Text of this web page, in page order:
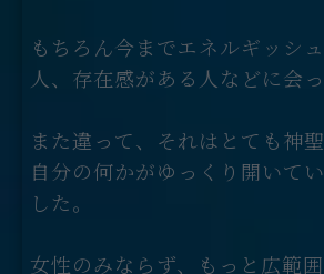
もちろん今までエネルギッシ
人、存在感がある人などに会
また違って、それはとても神
自分の何かがゆっくり開いて
した。
女性のみならず、もっと広範